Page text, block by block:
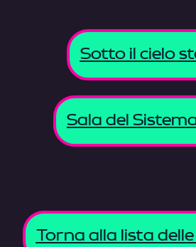
Sotto il cielo
Sala del
Torna alla lista